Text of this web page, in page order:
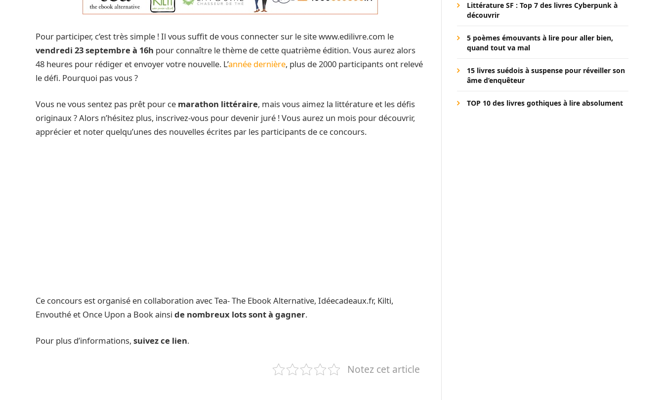
Pour participer, c’est très simple ! Il vous suffit de vous connecter sur le site www.edilivre.com le
vendredi 23 septembre à 16h pour connaître le thème de cette quatrième édition. Vous aurez alors
48 heures pour rédiger et envoyer votre nouvelle. L’année dernière, plus de 2000 participants ont relevé
le défi. Pourquoi pas vous ?
Vous ne vous sentez pas prêt pour ce marathon littéraire, mais vous aimez la littérature et les défis
originaux ? Alors n’hésitez plus, inscrivez-vous pour devenir juré ! Vous aurez un mois pour découvrir,
apprécier et noter quelqu’unes des nouvelles écrites par les participants de ce concours.
Ce concours est organisé en collaboration avec Tea- The Ebook Alternative, Idéecadeaux.fr, Kilti,
Envouthé et Once Upon a Book ainsi de nombreux lots sont à gagner.
Pour plus d’informations, suivez ce lien.
Notez cet article
Littérature SF : Top 7 des livres Cyberpunk à
découvrir
5 poèmes émouvants à lire pour aller bien,
quand tout va mal
15 livres suédois à suspense pour réveiller son
âme d’enquêteur
TOP 10 des livres gothiques à lire absolument